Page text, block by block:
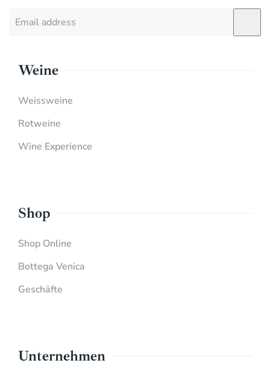
Weine
Weissweine
Rotweine
Wine Experience
Shop
Shop Online
Bottega Venica
Geschäfte
Unternehmen